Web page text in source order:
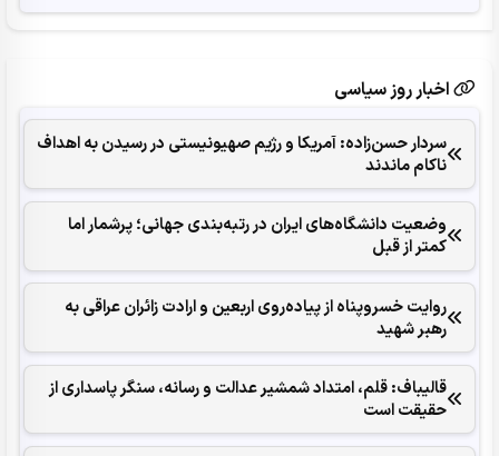
اخبار روز سیاسی
سردار حسن‌زاده: آمریکا و رژیم صهیونیستی در رسیدن به اهداف
ناکام ماندند
وضعیت دانشگاه‌های ایران در رتبه‌بندی جهانی؛ پرشمار اما
کمتر از قبل
روایت خسروپناه از پیاده‌روی اربعین و ارادت زائران عراقی به
رهبر شهید
قالیباف: قلم، امتداد شمشیر عدالت و رسانه، سنگر پاسداری از
حقیقت است